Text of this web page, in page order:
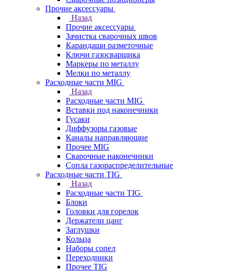
Прочие аксессуары
Назад
Прочие аксессуары
Зачистка сварочных швов
Карандаши разметочные
Ключи газосварщика
Маркеры по металлу
Мелки по металлу
Расходные части MIG
Назад
Расходные части MIG
Вставки под наконечники
Гусаки
Диффузоры газовые
Каналы направляющие
Прочее MIG
Сварочные наконечники
Сопла газораспределительные
Расходные части TIG
Назад
Расходные части TIG
Блоки
Головки для горелок
Держатели цанг
Заглушки
Кольца
Наборы сопел
Переходники
Прочее TIG